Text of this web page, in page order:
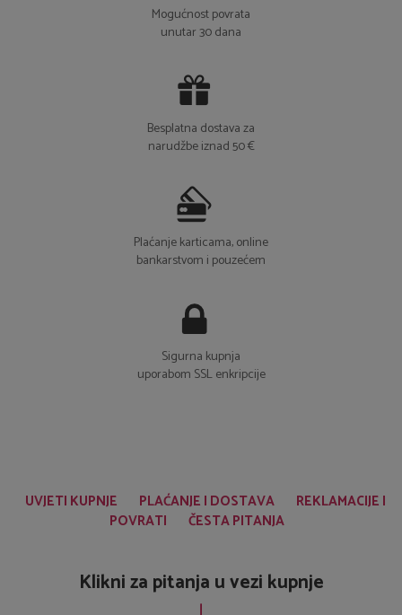
Mogućnost povrata
unutar 30 dana
Besplatna dostava za
narudžbe iznad 50 €
Plaćanje karticama, online
bankarstvom i pouzećem
Sigurna kupnja
uporabom SSL enkripcije
UVJETI KUPNJE PLAĆANJE I DOSTAVA
REKLAMACIJE I
POVRATI
ČESTA PITANJA
Klikni za pitanja u vezi kupnje